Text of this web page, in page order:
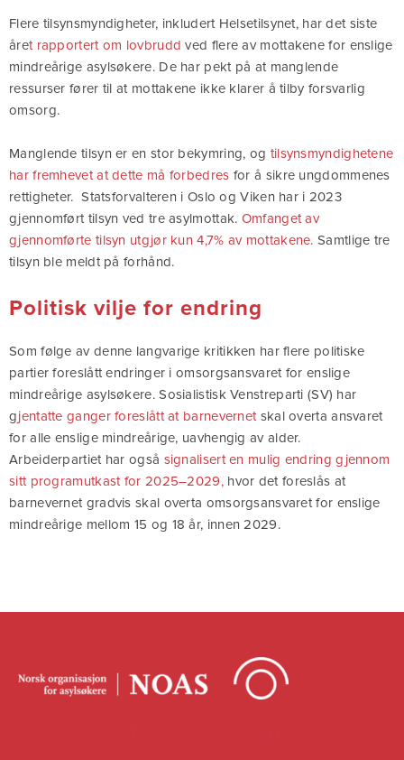
Flere tilsynsmyndigheter, inkludert Helsetilsynet, har det siste
året rapportert om lovbrudd ved flere av mottakene for enslige
mindreårige asylsøkere. De har pekt på at manglende
ressurser fører til at mottakene ikke klarer å tilby forsvarlig
omsorg.
Manglende tilsyn er en stor bekymring, og tilsynsmyndighetene
har fremhevet at dette må forbedres for å sikre ungdommenes
rettigheter. Statsforvalteren i Oslo og Viken har i 2023
gjennomført tilsyn ved tre asylmottak. Omfanget av
gjennomførte tilsyn utgjør kun 4,7% av mottakene. Samtlige tre
tilsyn ble meldt på forhånd.
Politisk vilje for endring
Som følge av denne langvarige kritikken har flere politiske
partier foreslått endringer i omsorgsansvaret for enslige
mindreårige asylsøkere. Sosialistisk Venstreparti (SV) har
gjentatte ganger foreslått at barnevernetskal overta ansvaret
for alle enslige mindreårige, uavhengig av alder.
Arbeiderpartiet har også signalisert en mulig endring gjennom
sitt programutkast for 2025–2029,hvor det foreslås at
barnevernet gradvis skal overta omsorgsansvaret for enslige
mindreårige mellom 15 og 18 år, innen 2029.